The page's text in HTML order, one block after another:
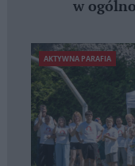
w
AKTYWNA PARAFIA